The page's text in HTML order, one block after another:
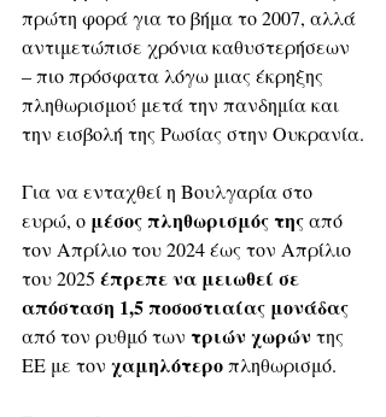
πρώτη φορά για το βήμα το 2007, αλλά
αντιμετώπισε χρόνια καθυστερήσεων
– πιο πρόσφατα λόγω μιας έκρηξης
πληθωρισμού μετά την πανδημία και
την εισβολή της Ρωσίας στην Ουκρανία.
Για να ενταχθεί η Βουλγαρία στο
ευρώ, ο μέσος πληθωρισμός της από
τον Απρίλιο του 2024 έως τον Απρίλιο
του 2025 έπρεπε να μειωθεί σε
απόσταση 1,5 ποσοστιαίας μονάδας
από τον ρυθμό των τριών χωρών της
ΕΕ με τον χαμηλότερο πληθωρισμό.